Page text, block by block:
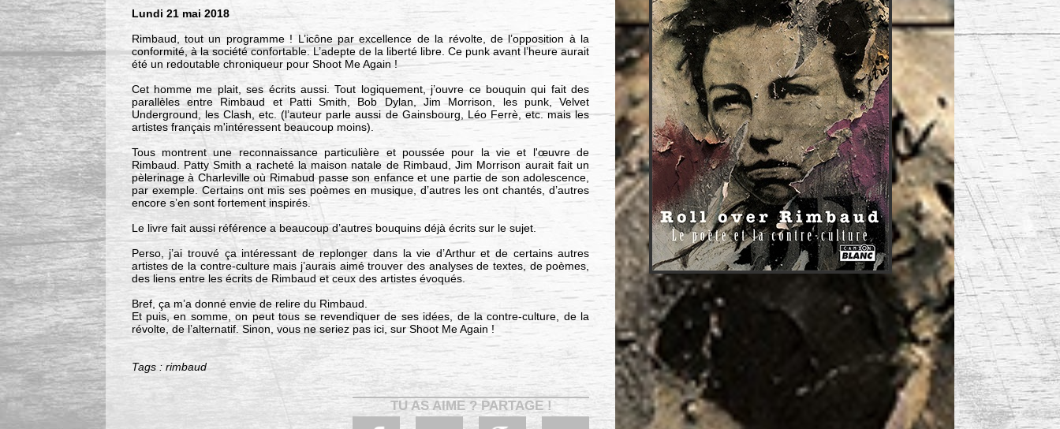
Lundi 21 mai 2018
Rimbaud, tout un programme ! L’icône par excellence de la révolte, de l’opposition à la
conformité, à la société confortable. L’adepte de la liberté libre. Ce punk avant l’heure aurait
été un redoutable chroniqueur pour Shoot Me Again !
Cet homme me plait, ses écrits aussi. Tout logiquement, j’ouvre ce bouquin qui fait des
parallèles entre Rimbaud et Patti Smith, Bob Dylan, Jim Morrison, les punk, Velvet
Underground, les Clash, etc. (l’auteur parle aussi de Gainsbourg, Léo Ferrè, etc. mais les
artistes français m'intéressent beaucoup moins).
Tous montrent une reconnaissance particulière et poussée pour la vie et l'œuvre de
Rimbaud. Patty Smith a racheté la maison natale de Rimbaud, Jim Morrison aurait fait un
pèlerinage à Charleville où Rimabud passe son enfance et une partie de son adolescence,
par exemple. Certains ont mis ses poèmes en musique, d’autres les ont chantés, d’autres
encore s’en sont fortement inspirés.
Le livre fait aussi référence a beaucoup d’autres bouquins déjà écrits sur le sujet.
Perso, j’ai trouvé ça intéressant de replonger dans la vie d’Arthur et de certains autres
artistes de la contre-culture mais j’aurais aimé trouver des analyses de textes, de poèmes,
des liens entre les écrits de Rimbaud et ceux des artistes évoqués.
Bref, ça m’a donné envie de relire du Rimbaud.
Et puis, en somme, on peut tous se revendiquer de ses idées, de la contre-culture, de la
révolte, de l’alternatif. Sinon, vous ne seriez pas ici, sur Shoot Me Again !
Tags : rimbaud
TU AS AIME ? PARTAGE !